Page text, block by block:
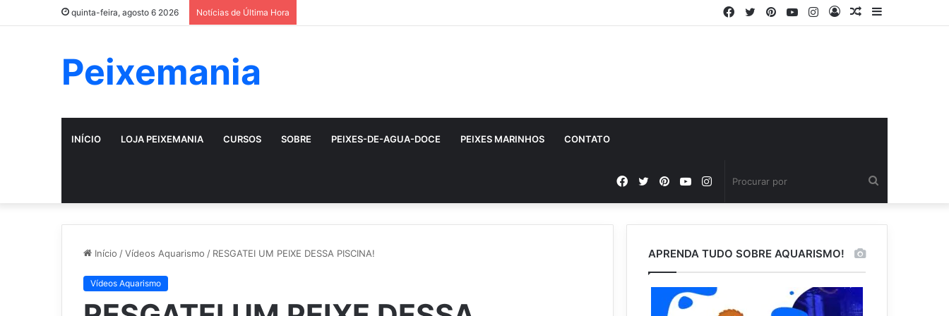
quinta-feira, agosto 6 2026 Notícias de Última Hora
Barra
Artigo
Entrar
Instagram
YouTube
Pinterest
Twitter
Facebook
Peixemania
INÍCIO LOJA PEIXEMANIA CURSOS SOBRE PEIXES-DE-AGUA-DOCE PEIXES MARINHOS CONTATO
por
Instagram
YouTube
Pinterest
Twitter
Facebook
Início /Vídeos Aquarismo / RESGATEI UM PEIXE DESSA PISCINA!
Vídeos Aquarismo
APRENDA TUDO SOBRE AQUARISMO!